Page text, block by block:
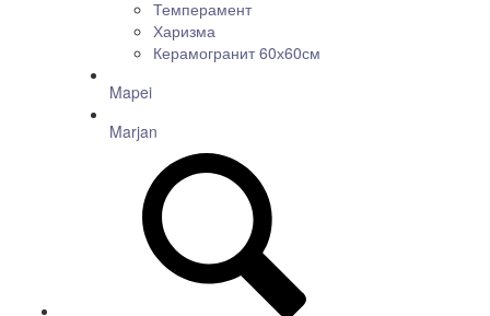
Темперамент
Харизма
Керамогранит 60х60см
Mapei
Marjan